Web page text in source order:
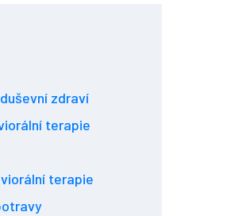
duševní zdraví
terapie
terapie